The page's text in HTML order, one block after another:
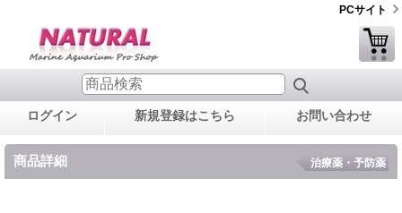
PCサイト
ログイン 新規登録はこちら お問い合わせ
商品詳細 治療薬・予防薬